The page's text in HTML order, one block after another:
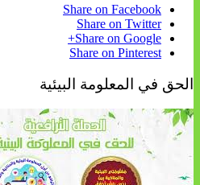
Share on Facebook
Share on Twitter
Share on Google+
Share on Pinterest
الحق في المعلومة البيئية